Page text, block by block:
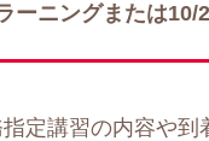
ーニングまたは10/
定講習の内容や到